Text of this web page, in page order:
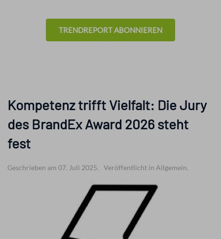
TRENDREPORT ABONNIEREN
Kompetenz trifft Vielfalt: Die Jury
des BrandEx Award 2026 steht
fest
Geschrieben am 07. Juli 2025. Veröffentlicht in Allgemein.